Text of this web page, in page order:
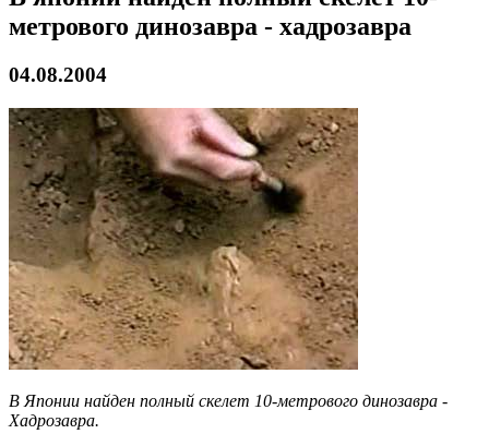
метрового динозавра - хадрозавра
04.08.2004
В Японии найден полный скелет 10-метрового динозавра -
Хадрозавра.